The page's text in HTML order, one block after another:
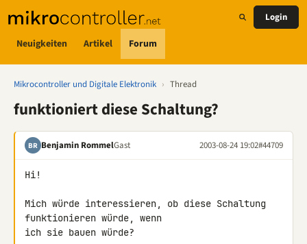
Neuigkeiten Artikel Forum
Login
Mikrocontroller und Digitale Elektronik › Thread
funktioniert diese Schaltung?
BR Benjamin RommelGast 2003-08-24 19:02#44709
Hi!
Mich würde interessieren, ob diese Schaltung
funktionieren würde, wenn
ich sie bauen würde?